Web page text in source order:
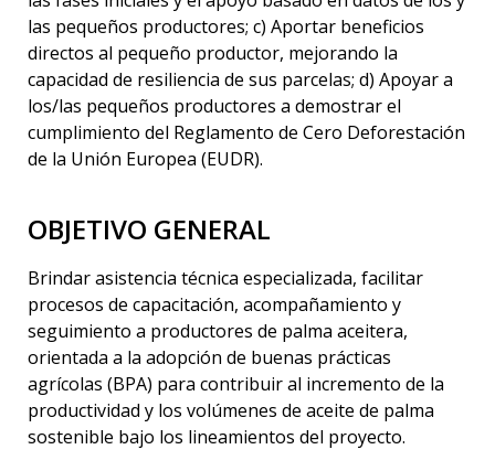
las pequeños productores; c) Aportar beneficios
directos al pequeño productor, mejorando la
capacidad de resiliencia de sus parcelas; d) Apoyar a
los/las pequeños productores a demostrar el
cumplimiento del Reglamento de Cero Deforestación
de la Unión Europea (EUDR).
OBJETIVO GENERAL
Brindar asistencia técnica especializada, facilitar
procesos de capacitación, acompañamiento y
seguimiento a productores de palma aceitera,
orientada a la adopción de buenas prácticas
agrícolas (BPA) para contribuir al incremento de la
productividad y los volúmenes de aceite de palma
sostenible bajo los lineamientos del proyecto.